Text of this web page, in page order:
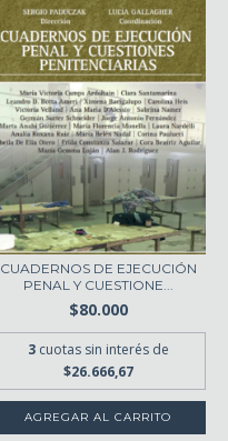
CUADERNOS DE EJECUCIÓN
PENAL Y CUESTIONE...
$80.000
3 cuotas sin interés de
$26.666,67